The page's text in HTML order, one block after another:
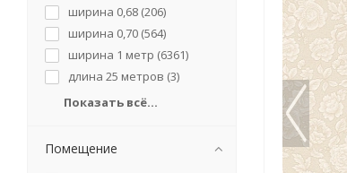
ширина 0,68 (206)
ширина 0,70 (564)
ширина 1 метр (6361)
длина 25 метров (3)
Показать всё...
Помещение